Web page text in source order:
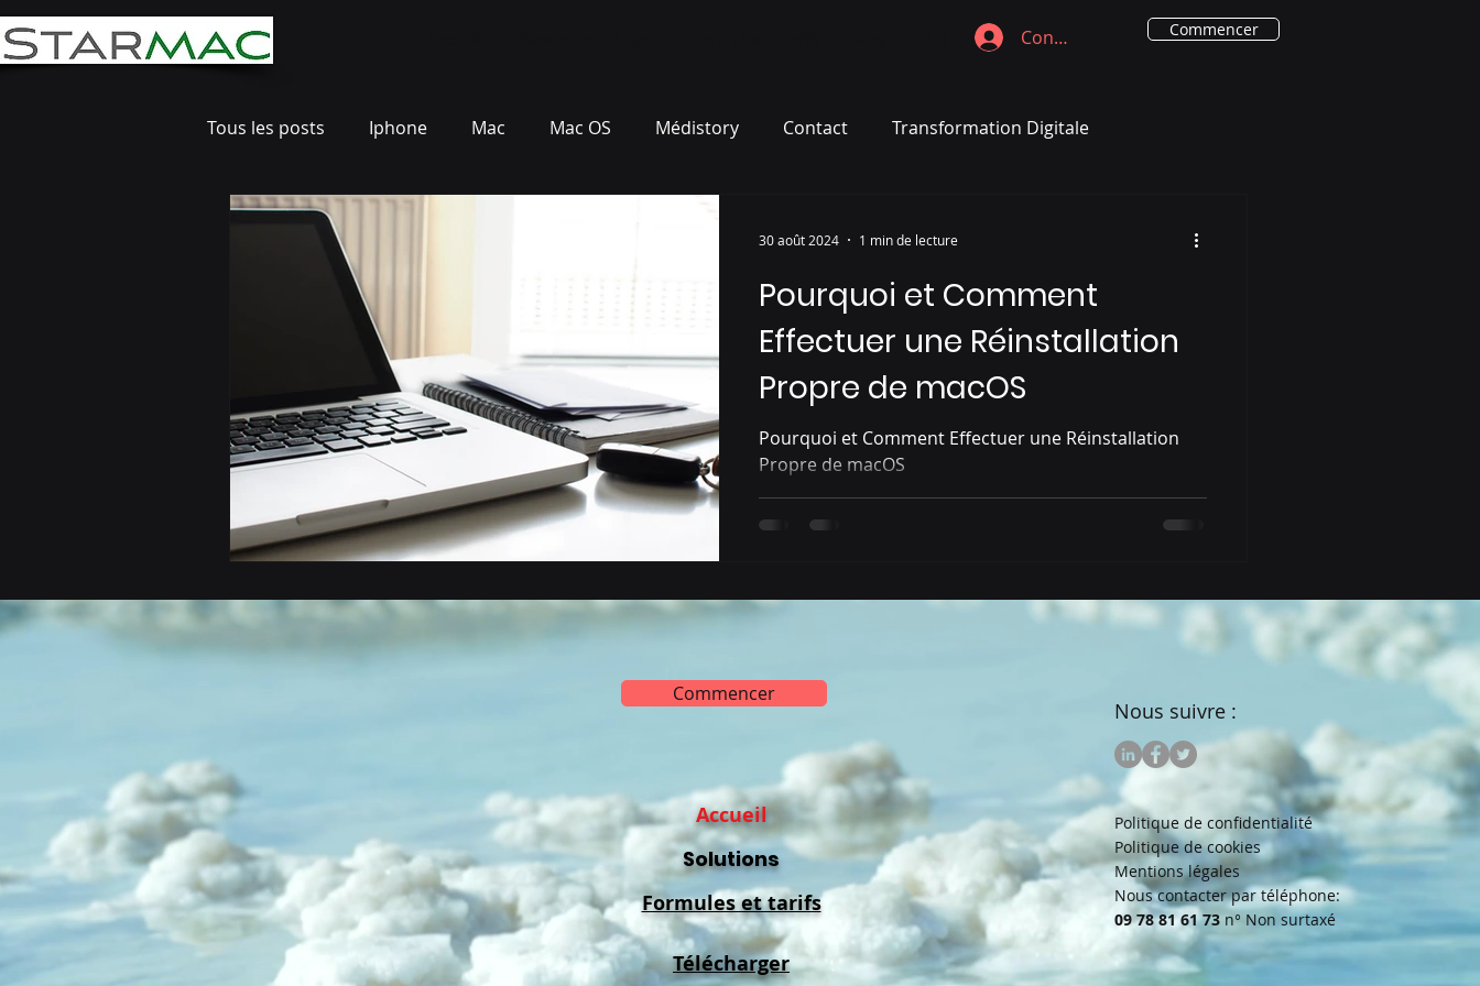
Connexion Commencer
Tous les posts Iphone Mac Mac OS Médistory Contact Transformation Digitale
Pourquoi et Comment
Effectuer une Réinstallation
Propre de macOS
Pourquoi et Comment Effectuer une Réinstallation
Propre de macOS
30 août 2024 1 min de lecture
Nous suivre :
Politique de confidentialité
Politique de cookies
Mentions légales
Nous contacter par téléphone:
09 78 81 61 73 n° Non surtaxé
Commencer
Accueil
Solutions
Formules et tarifs
Télécharger